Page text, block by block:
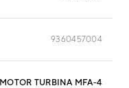
9360457004
MOTOR TURBINA MFA-45DZM